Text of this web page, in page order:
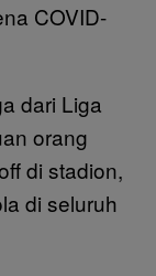
COVID-
dari Liga
orang
di stadion,
di seluruh